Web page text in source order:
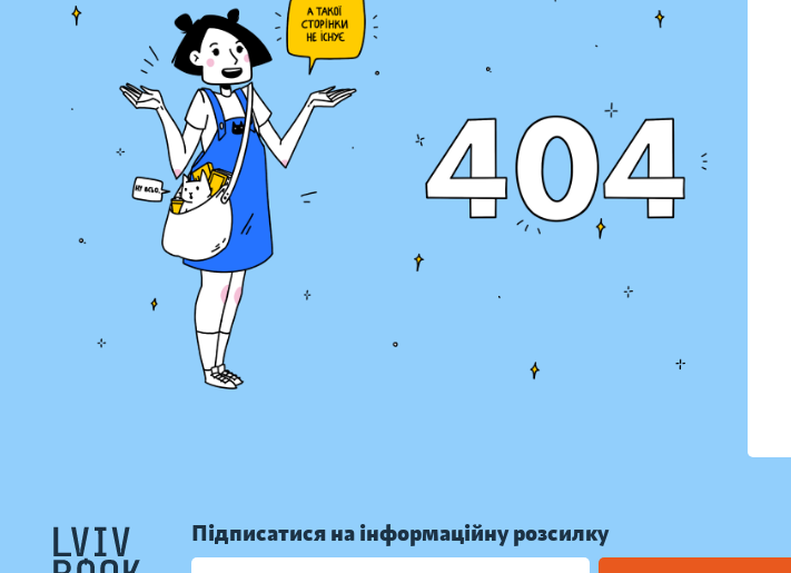
Підписатися на інформаційну розсилку